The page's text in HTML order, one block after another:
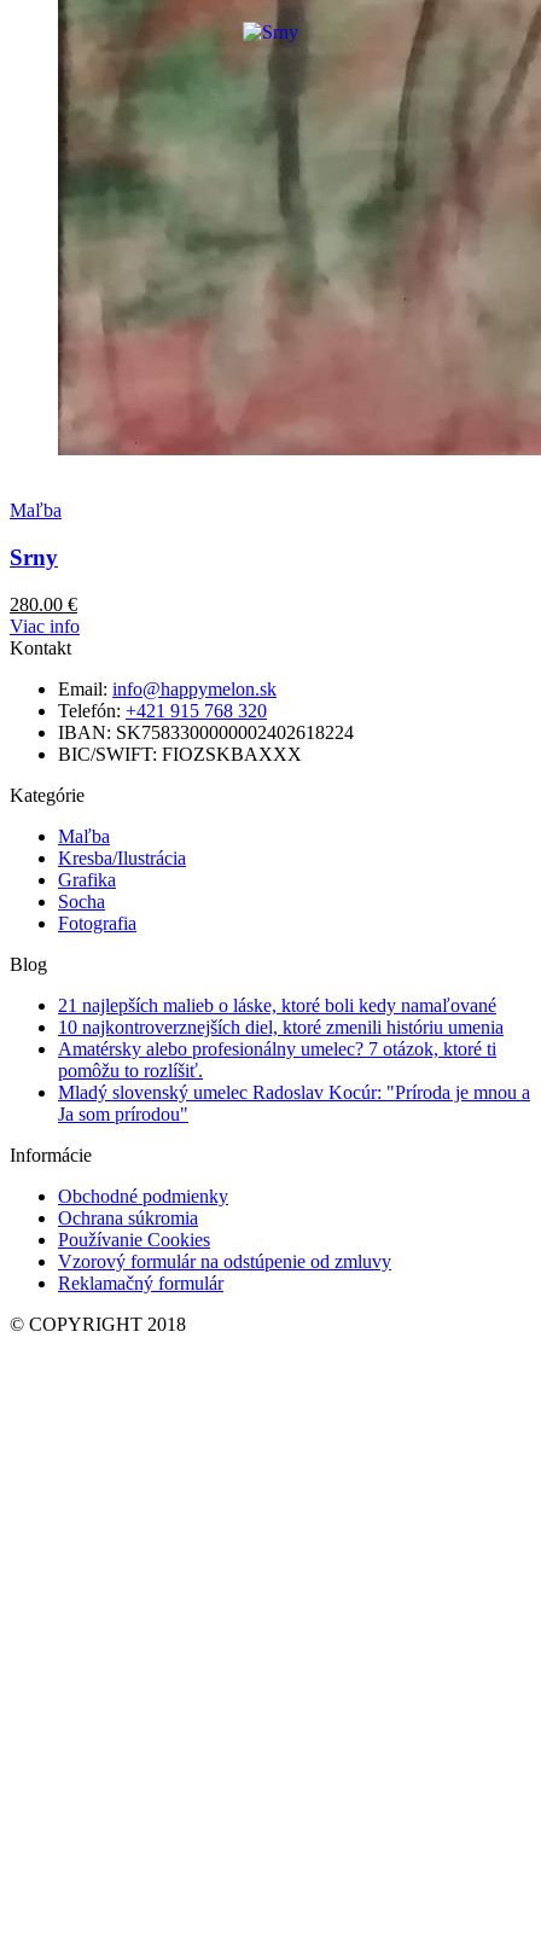
Maľba
Srny
280.00 €
Viac info
Kontakt
Email: info@happymelon.sk
Telefón: +421 915 768 320
IBAN: SK7583300000002402618224
BIC/SWIFT: FIOZSKBAXXX
Kategórie
Maľba
Kresba/Ilustrácia
Grafika
Socha
Fotografia
Blog
21 najlepších malieb o láske, ktoré boli kedy namaľované
10 najkontroverznejších diel, ktoré zmenili históriu umenia
Amatérsky alebo profesionálny umelec? 7 otázok, ktoré ti
pomôžu to rozlíšiť.
Mladý slovenský umelec Radoslav Kocúr: "Príroda je mnou a
Ja som prírodou"
Informácie
Obchodné podmienky
Ochrana súkromia
Používanie Cookies
Vzorový formulár na odstúpenie od zmluvy
Reklamačný formulár
© COPYRIGHT 2018